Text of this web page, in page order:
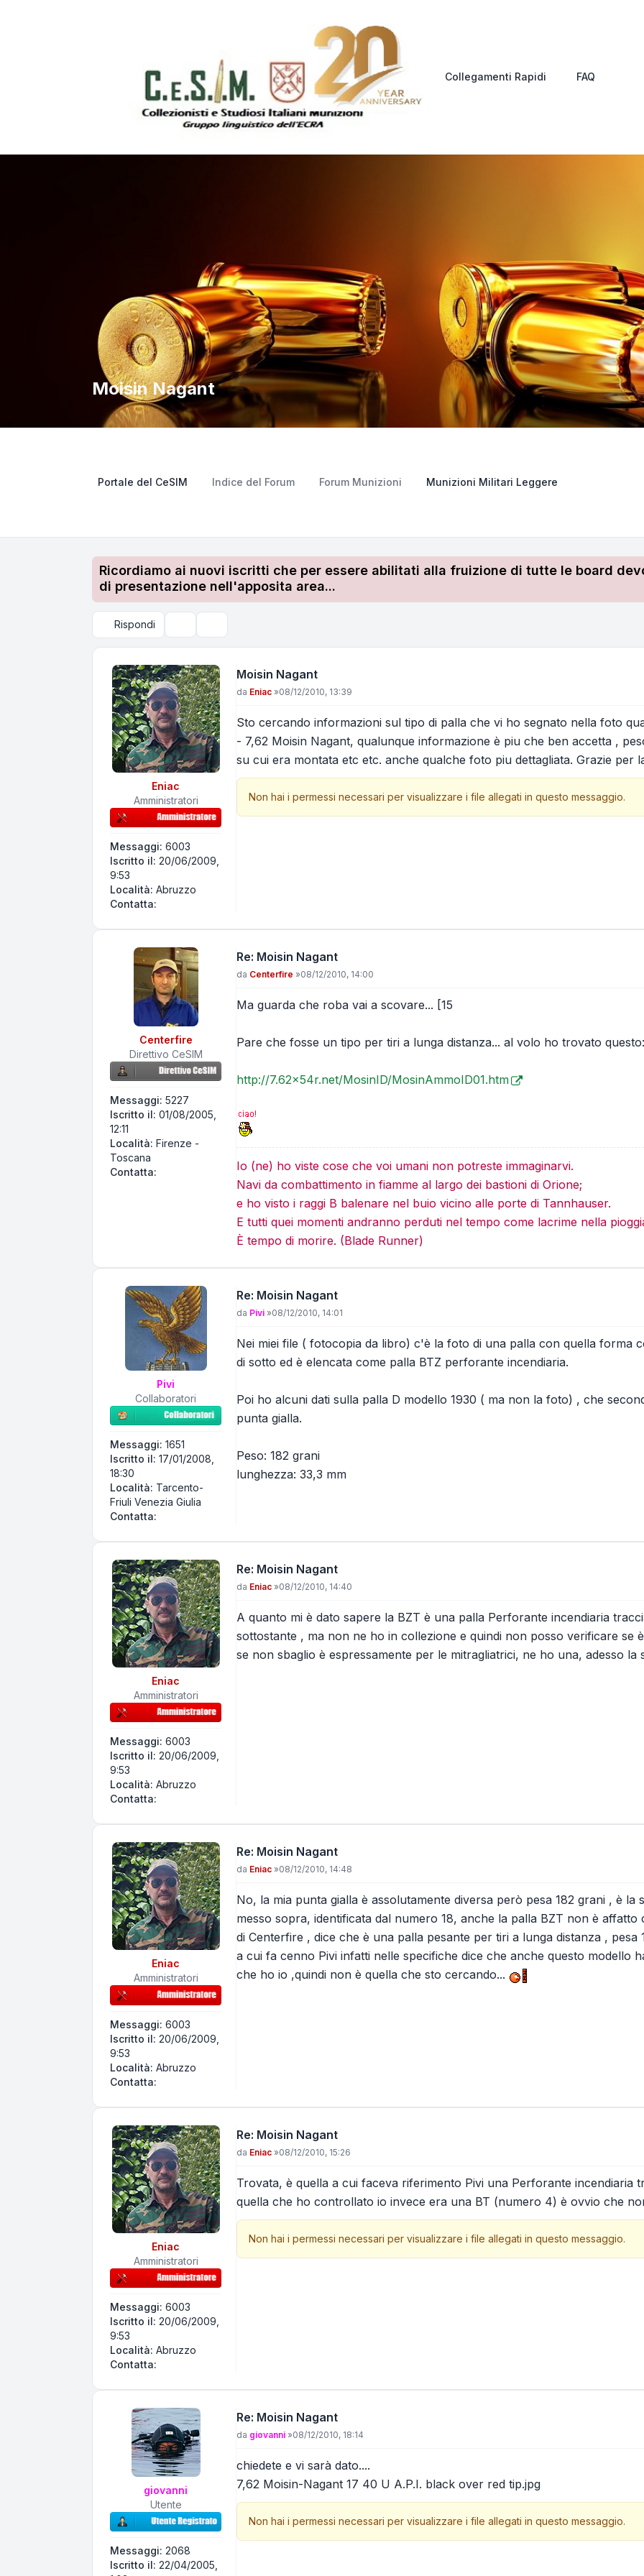
Collegamenti Rapidi FAQ
Moisin Nagant
Portale del CeSIM Indice del Forum Forum Munizioni Munizioni Militari Leggere
Ricordiamo ai nuovi iscritti che per essere abilitati alla fruizione di tutte le board
di presentazione nell'apposita area...
Rispondi
Eniac
Amministratori
Messaggi: 6003
Iscritto il: 20/06/2009,
9:53
Località: Abruzzo
Contatta:
Moisin Nagant
Messaggio
da Eniac »08/12/2010, 13:39
Sto cercando informazioni sul tipo di palla che vi ho segnato nella foto
- 7,62 Moisin Nagant, qualunque informazione è piu che ben accetta ,
su cui era montata etc etc. anche qualche foto piu dettagliata. Grazie per
Non hai i permessi necessari per visualizzare i file allegati in questo messaggio.
Centerfire
Direttivo CeSIM
Messaggi: 5227
Iscritto il: 01/08/2005,
12:11
Località: Firenze -
Toscana
Contatta:
Contatta Centerfire
Re: Moisin Nagant
Messaggio
da Centerfire »08/12/2010, 14:00
Ma guarda che roba vai a scovare... [15
Pare che fosse un tipo per tiri a lunga distanza... al volo ho trovato questo:
http://7.62x54r.net/MosinID/MosinAmmoID01.htm
Io (ne) ho viste cose che voi umani non potreste immaginarvi.
Navi da combattimento in fiamme al largo dei bastioni di Orione;
e ho visto i raggi B balenare nel buio vicino alle porte di Tannhauser.
E tutti quei momenti andranno perduti nel tempo come lacrime nella
È tempo di morire. (Blade Runner)
Pivi
Collaboratori
Messaggi: 1651
Iscritto il: 17/01/2008,
18:30
Località: Tarcento-
Friuli Venezia Giulia
Contatta:
Re: Moisin Nagant
Messaggio
da Pivi »08/12/2010, 14:01
Nei miei file ( fotocopia da libro) c'è la foto di una palla con quella forma
di sotto ed è elencata come palla BTZ perforante incendiaria.
Poi ho alcuni dati sulla palla D modello 1930 ( ma non la foto) , che
punta gialla.
Peso: 182 grani
lunghezza: 33,3 mm
Eniac
Amministratori
Messaggi: 6003
Iscritto il: 20/06/2009,
9:53
Località: Abruzzo
Contatta:
Re: Moisin Nagant
Messaggio
da Eniac »08/12/2010, 14:40
A quanto mi è dato sapere la BZT è una palla Perforante incendiaria
sottostante , ma non ne ho in collezione e quindi non posso verificare se
se non sbaglio è espressamente per le mitragliatrici, ne ho una, adesso la
Eniac
Amministratori
Messaggi: 6003
Iscritto il: 20/06/2009,
9:53
Località: Abruzzo
Contatta:
Re: Moisin Nagant
Messaggio
da Eniac »08/12/2010, 14:48
No, la mia punta gialla è assolutamente diversa però pesa 182 grani , è
messo sopra, identificata dal numero 18, anche la palla BZT non è
di Centerfire , dice che è una palla pesante per tiri a lunga distanza , pesa
a cui fa cenno Pivi infatti nelle specifiche dice che anche questo modello
che ho io ,quindi non è quella che sto cercando...
Eniac
Amministratori
Messaggi: 6003
Iscritto il: 20/06/2009,
9:53
Località: Abruzzo
Contatta:
Re: Moisin Nagant
Messaggio
da Eniac »08/12/2010, 15:26
Trovata, è quella a cui faceva riferimento Pivi una Perforante incendiaria
quella che ho controllato io invece era una BT (numero 4) è ovvio che
Non hai i permessi necessari per visualizzare i file allegati in questo messaggio.
giovanni
Utente
Messaggi: 2068
Iscritto il: 22/04/2005,
Re: Moisin Nagant
Messaggio
da giovanni »08/12/2010, 18:14
chiedete e vi sarà dato....
7,62 Moisin-Nagant 17 40 U A.P.I. black over red tip.jpg
Non hai i permessi necessari per visualizzare i file allegati in questo messaggio.